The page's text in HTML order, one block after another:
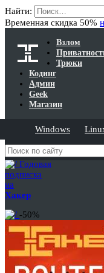
Найти:
Временная скидка 50%
Взлом
Трюки
Кодинг
Админ
Geek
Магазин
Windows
Годовая
подписка
на
Хакер
-50%